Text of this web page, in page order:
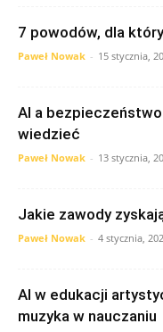
7 powodów, dla
Paweł Nowak - 15 stycznia,
AI a
wiedzieć
Paweł Nowak - 13 stycznia,
Jakie zawody
Paweł Nowak - 4 stycznia,
AI w edukacji
muzyka w nauczaniu